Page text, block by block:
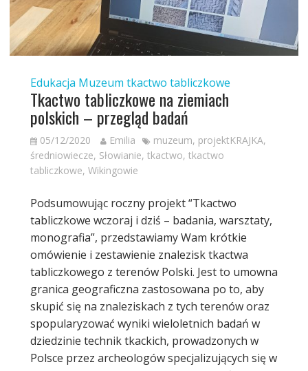
Edukacja Muzeum tkactwo tabliczkowe
Tkactwo tabliczkowe na ziemiach
polskich – przegląd badań
05/12/2020 Emilia muzeum, projektKRAJKA,
średniowiecze, Słowianie, tkactwo, tkactwo
tabliczkowe, Wikingowie
Podsumowując roczny projekt “Tkactwo
tabliczkowe wczoraj i dziś – badania, warsztaty,
monografia”, przedstawiamy Wam krótkie
omówienie i zestawienie znalezisk tkactwa
tabliczkowego z terenów Polski. Jest to umowna
granica geograficzna zastosowana po to, aby
skupić się na znaleziskach z tych terenów oraz
spopularyzować wyniki wieloletnich badań w
dziedzinie technik tkackich, prowadzonych w
Polsce przez archeologów specjalizujących się w